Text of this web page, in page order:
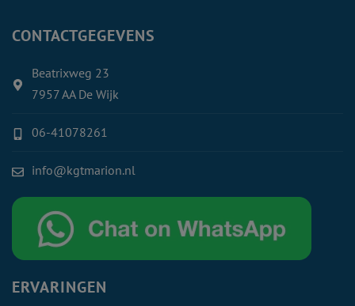
CONTACTGEGEVENS
Beatrixweg 23
7957 AA De Wijk
06-41078261
info@kgtmarion.nl
ERVARINGEN